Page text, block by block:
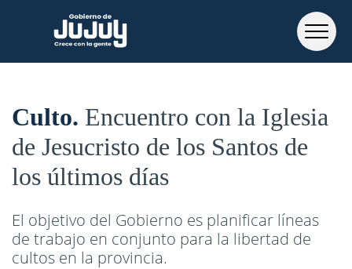
Culto Encuentro con la Iglesia
de Jesucristo de los Santos de
los últimos días
El objetivo del Gobierno es planificar líneas
de trabajo en conjunto para la libertad de
cultos en la provincia.